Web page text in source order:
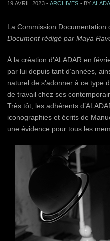
19 AVRIL 2023• ARCHIVES • BY
La Commission Documentation
Document rédigé par Maya
À la création d’ALADAR en
par lui depuis tant d’années,
naturel de s’adonner à ce type
de travail chez ses
Très tôt, les adhérents
iconographies et écrits de
une évidence pour tous les